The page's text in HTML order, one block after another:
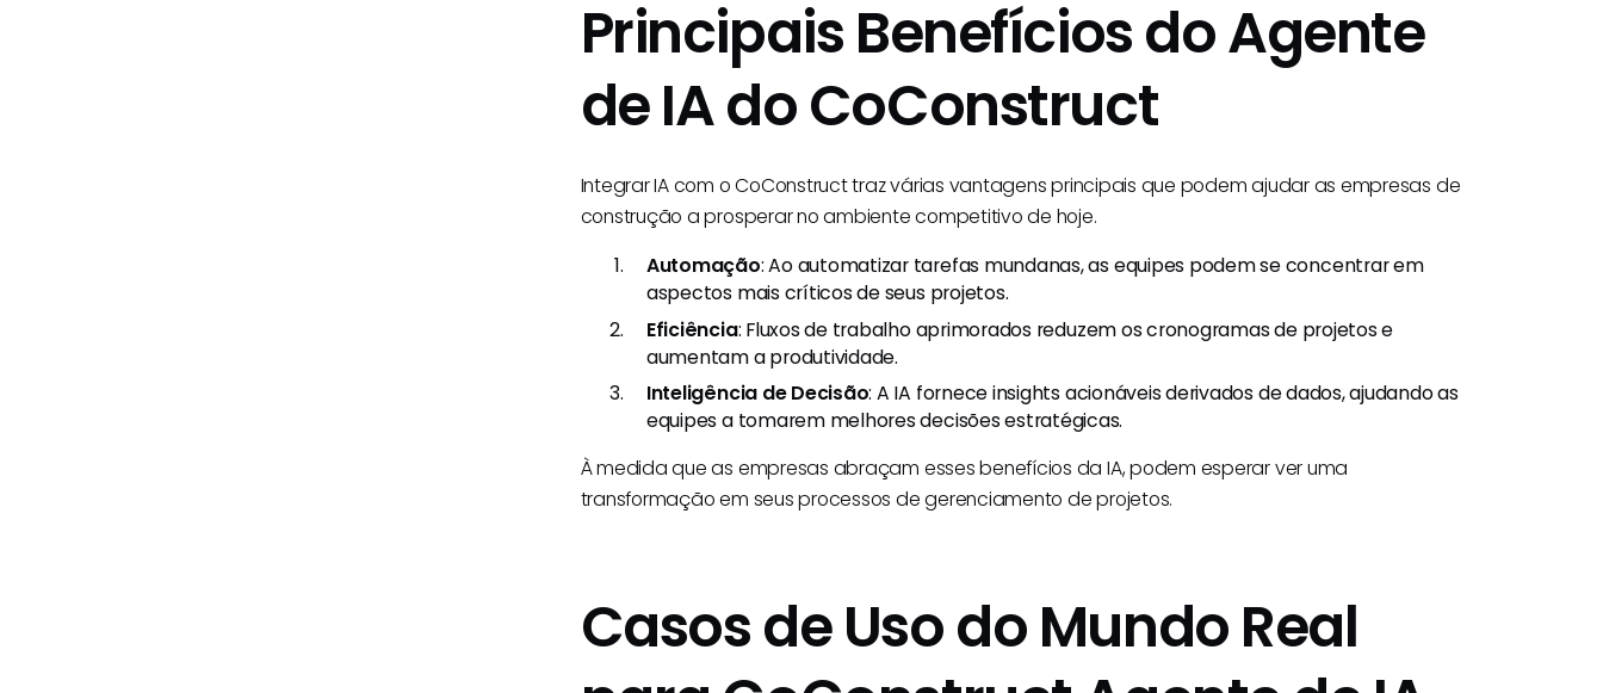
Principais Benefícios do Agente
de IA do CoConstruct
Integrar IA com o CoConstruct traz várias vantagens principais que podem ajudar as empresas de
construção a prosperar no ambiente competitivo de hoje.
Automação: Ao automatizar tarefas mundanas, as equipes podem se concentrar em
aspectos mais críticos de seus projetos.
Eficiência: Fluxos de trabalho aprimorados reduzem os cronogramas de projetos e
aumentam a produtividade.
Inteligência de Decisão: A IA fornece insights acionáveis derivados de dados, ajudando as
equipes a tomarem melhores decisões estratégicas.
À medida que as empresas abraçam esses benefícios da IA, podem esperar ver uma
transformação em seus processos de gerenciamento de projetos.
Casos de Uso do Mundo Real